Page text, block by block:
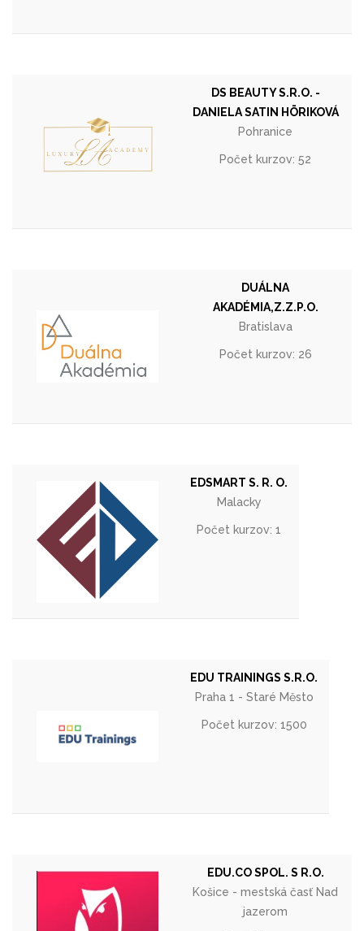
DS BEAUTY S.R.O. -
DANIELA SATIN HÖRIKOVÁ
Pohranice
Počet kurzov: 52
DUÁLNA
AKADÉMIA,Z.Z.P.O.
Bratislava
Počet kurzov: 26
EDSMART S. R. O.
Malacky
Počet kurzov: 1
EDU TRAININGS S.R.O.
Praha 1 - Staré Město
Počet kurzov: 1500
EDU.CO SPOL. S R.O.
Košice - mestská časť Nad
jazerom